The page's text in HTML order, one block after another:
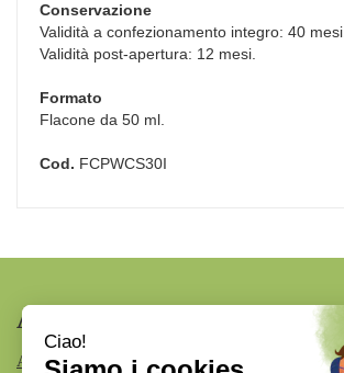
Conservazione
Validità a confezionamento integro: 40 mesi.
Validità post-apertura: 12 mesi.
Formato
Flacone da 50 ml.
Cod. FCPWCS30I
AREA UTENTE
ACCEDI